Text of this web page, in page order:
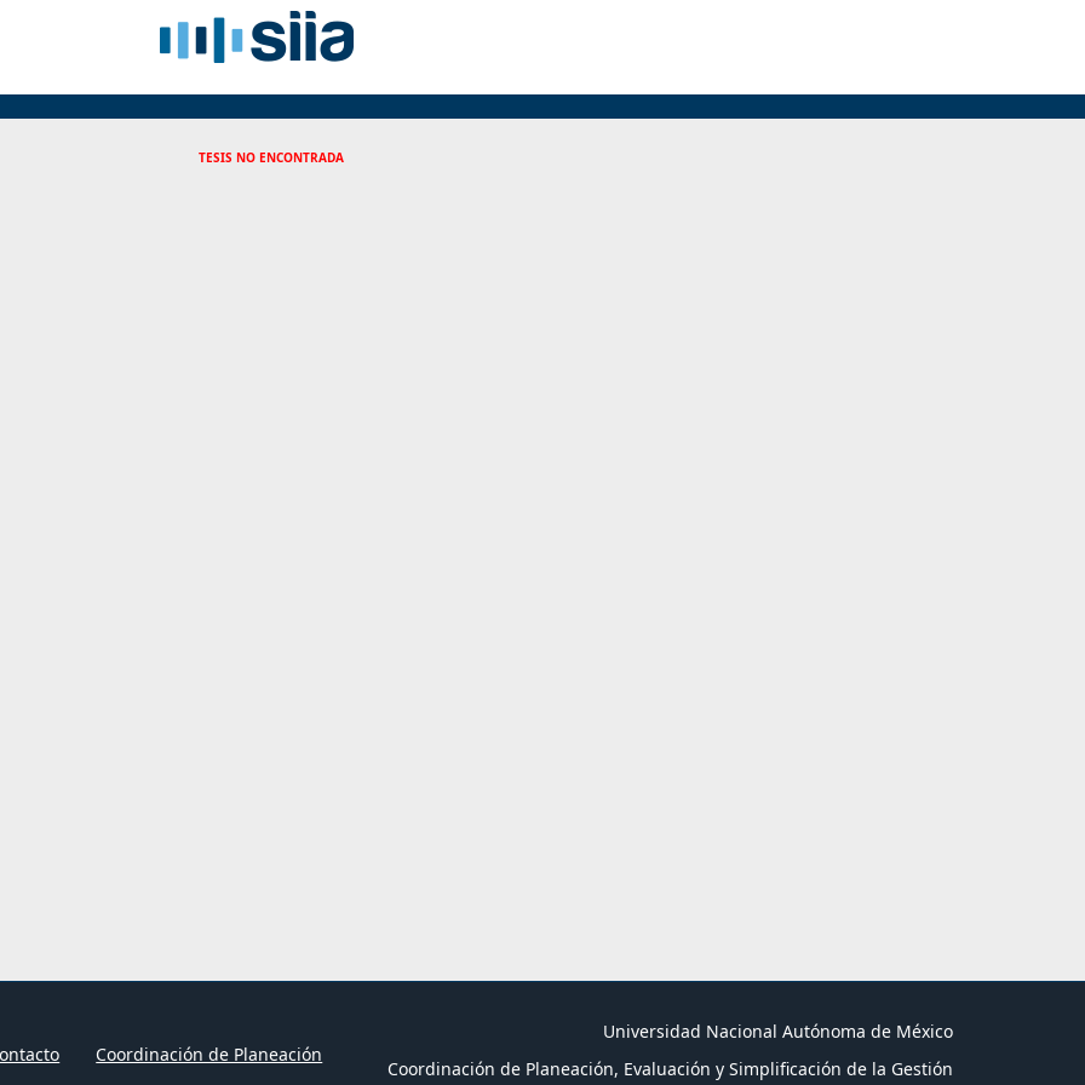
TESIS NO ENCONTRADA
Coordinación de Planeación
Universidad Nacional Autónoma de México
Coordinación de Planeación, Evaluación y Simplificación de la Gestión